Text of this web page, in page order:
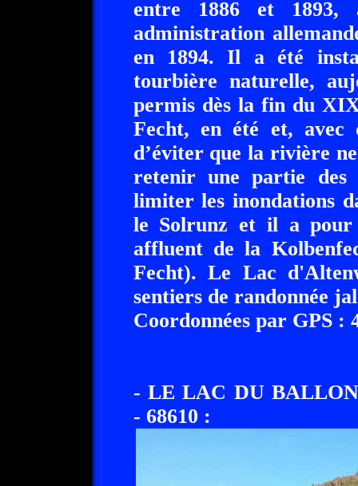
entre 1886 et 1893,
administration
en 1894. Il a été
tourbière naturelle,
permis dès la fin du
Fecht, en été et, avec
d’éviter que la rivière
retenir une partie des
limiter les inondations
le Solrunz et il a pour
affluent de la
Fecht). Le Lac
sentiers de randonnée
Coordonnées par GPS :
- LE LAC DU
- 68610 :